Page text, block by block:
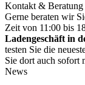
Kontakt & Beratung
Gerne beraten wir
Zeit von 11:00 bis
Ladengeschäft in
testen Sie die
Sie dort auch sofort
News